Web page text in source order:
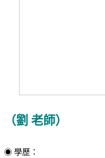
（劉 老師）
◉ 學歷：